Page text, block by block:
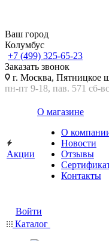
Ваш город
Колумбус
+7 (499) 325-65-23
Заказать звонок
г. Москва, Пятницкое
пн-пт 9-18, пав. 571 сб-
Акции
О магазине
О
Новости
Отзывы
Контакты
Войти
Каталог